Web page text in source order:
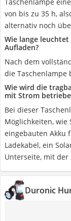
von bis zu 35 h,
alternativ noch
Wie lange
Aufladen?
Nach dem
die Taschenlampe
Wie wird die
mit Strom
Bei dieser
Möglichkeiten, wie
eingebauten Akku
Ladekabel, ein
Unterseite, mit der
Duronic